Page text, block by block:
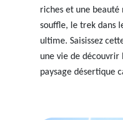
riches et une
souffle, le trek dans
ultime. Saisissez
une vie de découvrir
paysage désertique